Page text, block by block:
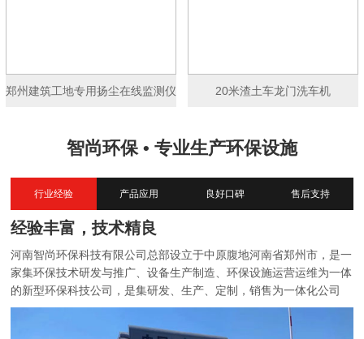
郑州建筑工地专用扬尘在线监测仪 20米渣土车龙门洗车机
智尚环保 • 专业生产环保设施
行业经验 产品应用 良好口碑 售后支持
经验丰富，技术精良
河南智尚环保科技有限公司总部设立于中原腹地河南省郑州市，是一
家集环保技术研发与推广、设备生产制造、环保设施运营运维为一体
的新型环保科技公司，是集研发、生产、定制，销售为一体化公司